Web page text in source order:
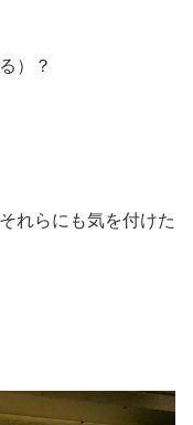
）？
れらにも気を付けた